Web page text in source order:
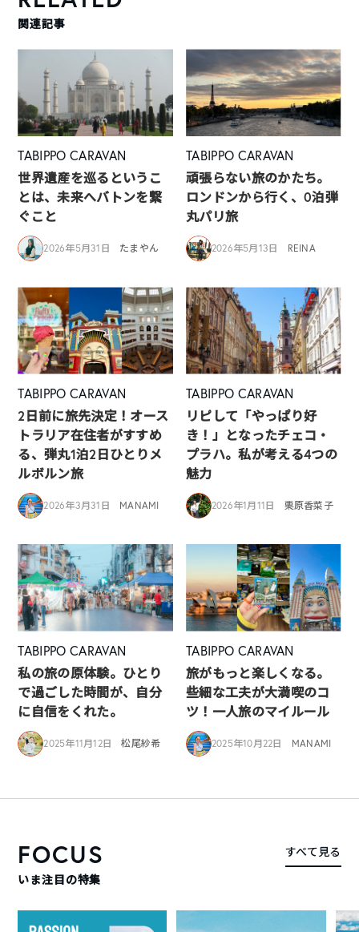
関連記事
TABIPPO CARAVAN
世界遺産を巡るというこ
とは、未来へバトンを繋
ぐこと
2026年5月31日 たまやん
TABIPPO CARAVAN
頑張らない旅のかたち。
ロンドンから行く、0泊弾
丸パリ旅
2026年5月13日 REINA
TABIPPO CARAVAN
2日前に旅先決定！オース
トラリア在住者がすすめ
る、弾丸1泊2日ひとりメ
ルボルン旅
2026年3月31日 MANAMI
TABIPPO CARAVAN
リピして「やっぱり好
き！」となったチェコ・
プラハ。私が考える4つの
魅力
2026年1月11日 栗原香菜子
TABIPPO CARAVAN
私の旅の原体験。ひとり
で過ごした時間が、自分
に自信をくれた。
2025年11月12日 松尾紗希
TABIPPO CARAVAN
旅がもっと楽しくなる。
些細な工夫が大満喫のコ
ツ！一人旅のマイルール
2025年10月22日 MANAMI
FOCUS
いま注目の特集
すべて見る